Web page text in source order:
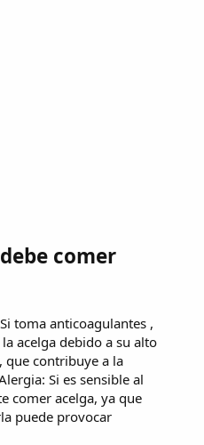
comer
toma anticoagulantes ,
acelga debido a su alto
que contribuye a la
Si es sensible al
comer acelga, ya que
puede provocar